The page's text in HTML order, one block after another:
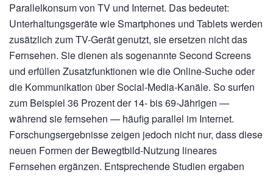
Parallelkonsum von TV und Internet. Das bedeutet:
Unterhaltungsgeräte wie Smartphones und Tablets werden
zusätzlich zum TV-Gerät genutzt, sie ersetzen nicht das
Fernsehen. Sie dienen als sogenannte Second Screens
und erfüllen Zusatzfunktionen wie die Online-Suche oder
die Kommunikation über Social-Media-Kanäle. So surfen
zum Beispiel 36 Prozent der 14- bis 69-Jährigen —
während sie fernsehen — häufig parallel im Internet.
Forschungsergebnisse zeigen jedoch nicht nur, dass diese
neuen Formen der Bewegtbild-Nutzung lineares
Fernsehen ergänzen. Entsprechende Studien ergaben